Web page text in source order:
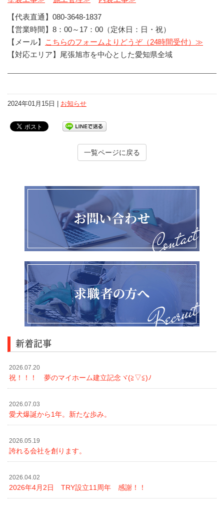
【代表直通】080-3648-1837
【営業時間】8：00～17：00（定休日：日・祝）
【メール】
こちらのフォームよりどうぞ（24時間受付）≫
【対応エリア】尾張旭市を中心とした愛知県全域
2024年01月15日 | お知らせ
一覧ページに戻る
新着記事
2026.07.20
祝！！！ 夢のマイホーム建立記念ヾ(≧▽≦)ﾉ
2026.07.03
愛犬爆誕から1年。新たな歩み。
2026.05.19
誇れる会社を創ります。
2026.04.02
2026年4月2日 TRY設立11周年 感謝！！